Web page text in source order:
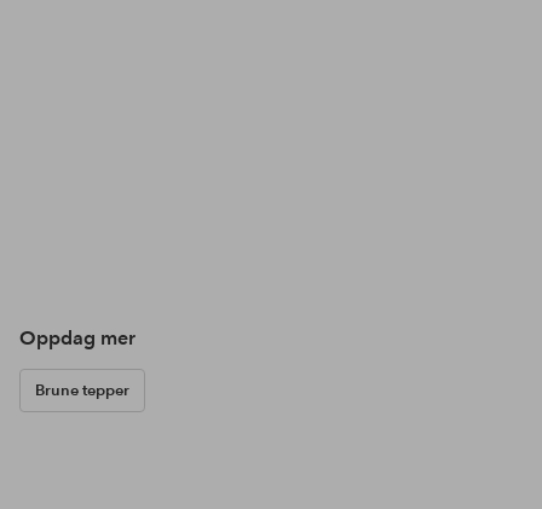
Oppdag mer
Brune tepper